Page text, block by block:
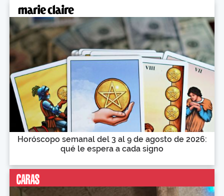
Horóscopo semanal del 3 al 9 de agosto de 2026:
qué le espera a cada signo